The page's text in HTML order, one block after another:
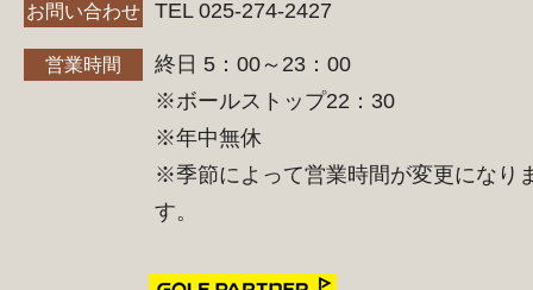
お問い合わせ TEL 025-274-2427
営業時間
終日 5：00～23：00
※ボールストップ22：30
※年中無休
※季節によって営業時間が変更になり
す。